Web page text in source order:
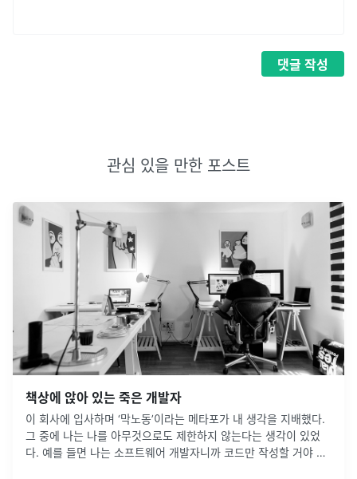
댓글 작성
관심 있을 만한 포스트
책상에 앉아 있는 죽은 개발자
이 회사에 입사하며 ‘막노동’이라는 메타포가 내 생각을 지배했다.
그 중에 나는 나를 아무것으로도 제한하지 않는다는 생각이 있었
다. 예를 들면 나는 소프트웨어 개발자니까 코드만 작성할 거야 같